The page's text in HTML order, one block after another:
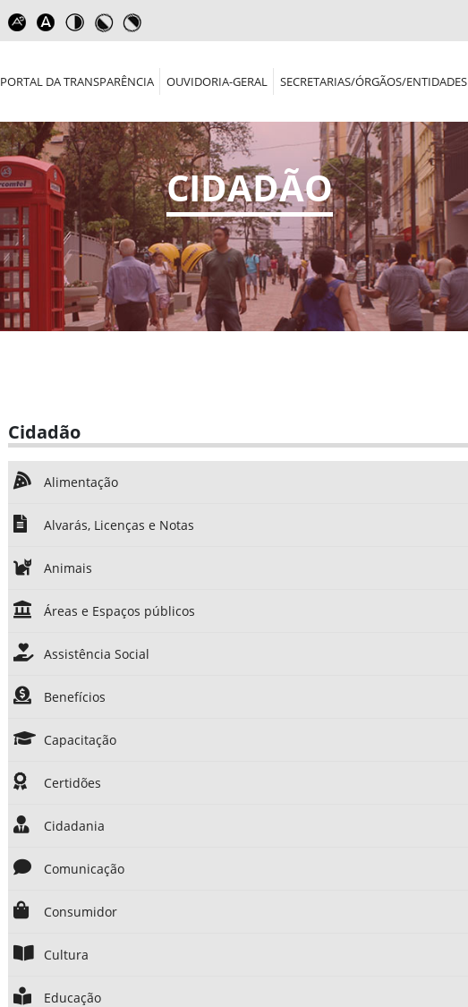
PORTAL DA TRANSPARÊNCIA OUVIDORIA-GERAL SECRETARIAS/ÓRGÃOS/ENTIDADES
CIDADÃO
Cidadão
Alimentação
Alvarás, Licenças e Notas
Animais
Áreas e Espaços públicos
Assistência Social
Benefícios
Capacitação
Certidões
Cidadania
Comunicação
Consumidor
Cultura
Educação